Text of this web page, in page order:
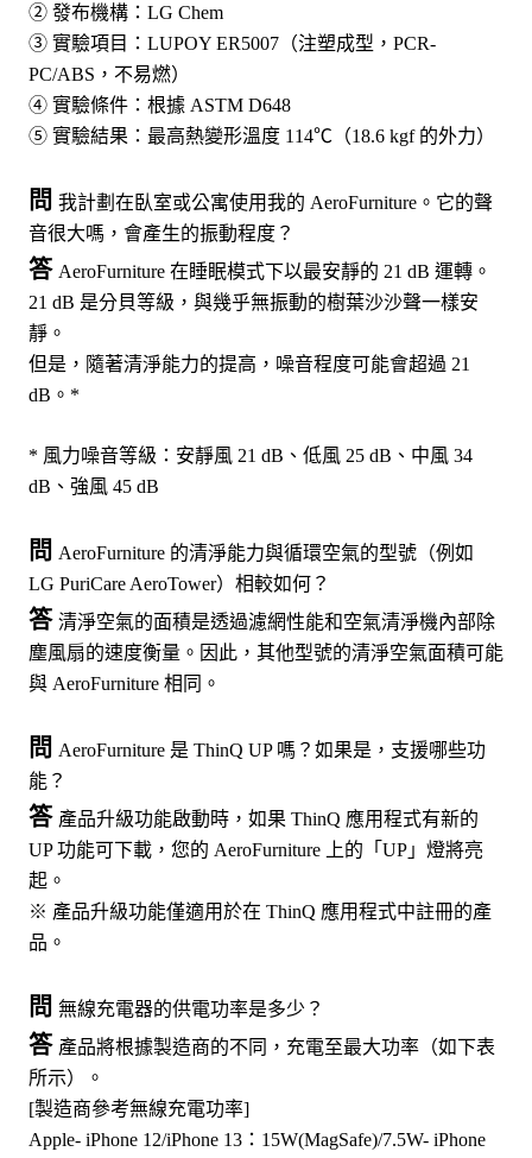
② 發布機構：LG Chem
③ 實驗項目：LUPOY ER5007（注塑成型，PCR-
PC/ABS，不易燃）
④ 實驗條件：根據 ASTM D648
⑤ 實驗結果：最高熱變形溫度 114℃（18.6 kgf 的外力）
問 我計劃在臥室或公寓使用我的 AeroFurniture。它的聲
音很大嗎，會產生的振動程度？
答 AeroFurniture 在睡眠模式下以最安靜的 21 dB 運轉。
21 dB 是分貝等級，與幾乎無振動的樹葉沙沙聲一樣安
靜。
但是，隨著清淨能力的提高，噪音程度可能會超過 21
dB。*
* 風力噪音等級：安靜風 21 dB、低風 25 dB、中風 34
dB、強風 45 dB
問 AeroFurniture 的清淨能力與循環空氣的型號（例如
LG PuriCare AeroTower）相較如何？
答 清淨空氣的面積是透過濾網性能和空氣清淨機內部除
塵風扇的速度衡量。因此，其他型號的清淨空氣面積可能
與 AeroFurniture 相同。
問 AeroFurniture 是 ThinQ UP 嗎？如果是，支援哪些功
能？
答 產品升級功能啟動時，如果 ThinQ 應用程式有新的
UP 功能可下載，您的 AeroFurniture 上的「UP」燈將亮
起。
※ 產品升級功能僅適用於在 ThinQ 應用程式中註冊的產
品。
問 無線充電器的供電功率是多少？
答 產品將根據製造商的不同，充電至最大功率（如下表
所示）。
[製造商參考無線充電功率]
Apple- iPhone 12/iPhone 13：15W(MagSafe)/7.5W- iPhone